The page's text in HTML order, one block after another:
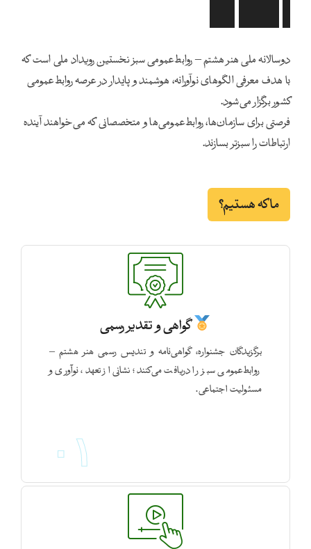
دوسالانه ملی هنر هشتم – روابط‌عمومی سبز نخستین رویداد ملی است که
با هدف معرفی الگوهای نوآورانه، هوشمند و پایدار در عرصه روابط‌عمومی
کشور برگزار می‌شود.
فرصتی برای سازمان‌ها، روابط‌عمومی‌ها و متخصصانی که می‌خواهند آینده
ارتباطات را سبزتر بسازند.
ما که هستیم؟
گواهی و تقدیر رسمی
برگزیدگان جشنواره، گواهی‌نامه و تندیس رسمی هنر هشتم –
روابط‌عمومی سبز را دریافت می‌کنند؛ نشانی از تعهد، نوآوری و
مسئولیت اجتماعی.
۰۱